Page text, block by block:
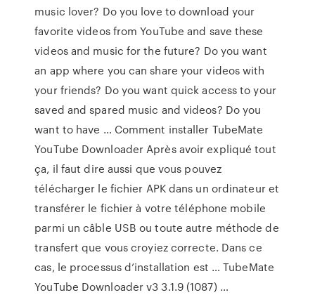
music lover? Do you love to download your
favorite videos from YouTube and save these
videos and music for the future? Do you want
an app where you can share your videos with
your friends? Do you want quick access to your
saved and spared music and videos? Do you
want to have … Comment installer TubeMate
YouTube Downloader Après avoir expliqué tout
ça, il faut dire aussi que vous pouvez
télécharger le fichier APK dans un ordinateur et
transférer le fichier à votre téléphone mobile
parmi un câble USB ou toute autre méthode de
transfert que vous croyiez correcte. Dans ce
cas, le processus d’installation est … TubeMate
YouTube Downloader v3 3.1.9 (1087) …